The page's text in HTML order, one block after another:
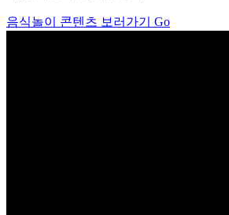
음식놀이 콘텐츠 보러가기 Go